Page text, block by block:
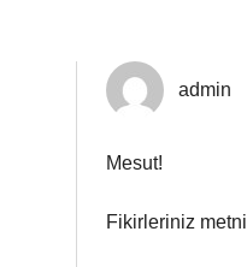
admin
Mesut!
Fikirleriniz metni